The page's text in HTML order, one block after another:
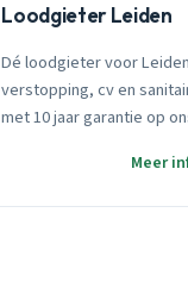
Loodgieter Leiden
Dé loodgieter voor
verstopping, cv en
met 10 jaar garantie op
Meer